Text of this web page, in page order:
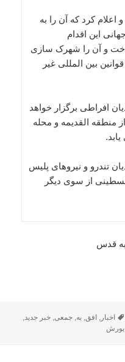
کرد که آن را به
این اقدام
و آن را شهرک سازی
بین المللی غیر
افراطی برگزار خواهد
منطقه القدیمه و محله
تندرو و نیروهای پلیس
از سوی دیگر
قدس
برچسب‌ها
اخبار, افق,به,جمعی,خبر جدید,
یورش